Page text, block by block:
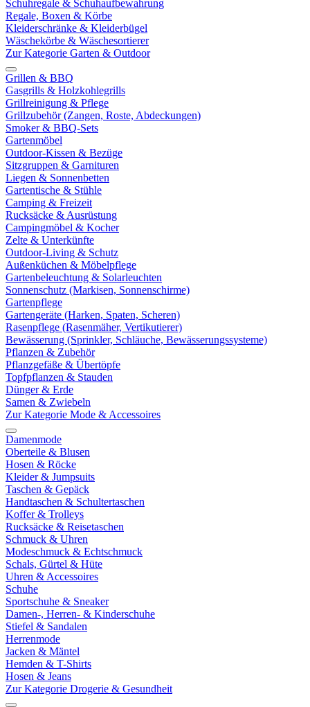
Schuhregale & Schuhaufbewahrung
Regale, Boxen & Körbe
Kleiderschränke & Kleiderbügel
Wäschekörbe & Wäschesortierer
Zur Kategorie Garten & Outdoor
Grillen & BBQ
Gasgrills & Holzkohlegrills
Grillreinigung & Pflege
Grillzubehör (Zangen, Roste, Abdeckungen)
Smoker & BBQ-Sets
Gartenmöbel
Outdoor-Kissen & Bezüge
Sitzgruppen & Garnituren
Liegen & Sonnenbetten
Gartentische & Stühle
Camping & Freizeit
Rucksäcke & Ausrüstung
Campingmöbel & Kocher
Zelte & Unterkünfte
Outdoor-Living & Schutz
Außenküchen & Möbelpflege
Gartenbeleuchtung & Solarleuchten
Sonnenschutz (Markisen, Sonnenschirme)
Gartenpflege
Gartengeräte (Harken, Spaten, Scheren)
Rasenpflege (Rasenmäher, Vertikutierer)
Bewässerung (Sprinkler, Schläuche, Bewässerungssysteme)
Pflanzen & Zubehör
Pflanzgefäße & Übertöpfe
Topfpflanzen & Stauden
Dünger & Erde
Samen & Zwiebeln
Zur Kategorie Mode & Accessoires
Damenmode
Oberteile & Blusen
Hosen & Röcke
Kleider & Jumpsuits
Taschen & Gepäck
Handtaschen & Schultertaschen
Koffer & Trolleys
Rucksäcke & Reisetaschen
Schmuck & Uhren
Modeschmuck & Echtschmuck
Schals, Gürtel & Hüte
Uhren & Accessoires
Schuhe
Sportschuhe & Sneaker
Damen-, Herren- & Kinderschuhe
Stiefel & Sandalen
Herrenmode
Jacken & Mäntel
Hemden & T-Shirts
Hosen & Jeans
Zur Kategorie Drogerie & Gesundheit